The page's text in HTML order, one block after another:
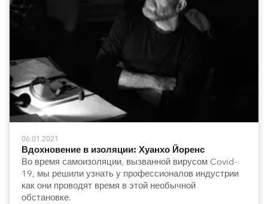
06.01.2021
Вдохновение в изоляции: Хуанхо Йоренс
Во время самоизоляции, вызванной вирусом Covid-
19, мы решили узнать у профессионалов индустрии
как они проводят время в этой необычной
обстановке.